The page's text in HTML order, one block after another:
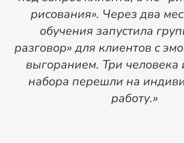
рисования». Через два
обучения запустила
разговор» для клиентов с
выгоранием. Три человека
набора перешли на
работу.»